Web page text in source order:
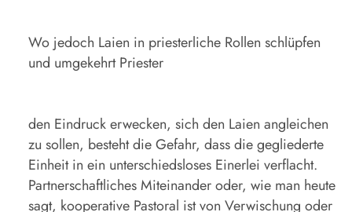
Wo jedoch Laien in priesterliche Rollen schlüpfen
und umgekehrt Priester
den Eindruck erwecken, sich den Laien angleichen
zu sollen, besteht die Gefahr, dass die gegliederte
Einheit in ein unterschiedsloses Einerlei verflacht.
Partnerschaftliches Miteinander oder, wie man heute
sagt, kooperative Pastoral ist von Verwischung oder